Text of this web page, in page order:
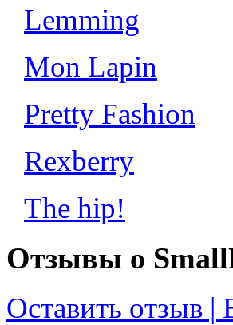
Lemming
Mon Lapin
Pretty Fashion
Rexberry
The hip!
Отзывы о
Оставить отзыв |